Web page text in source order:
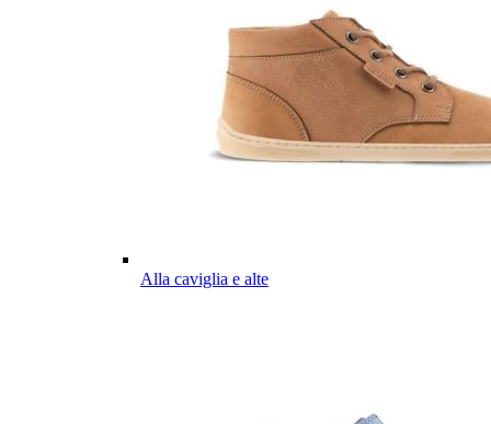
Alla caviglia e alte